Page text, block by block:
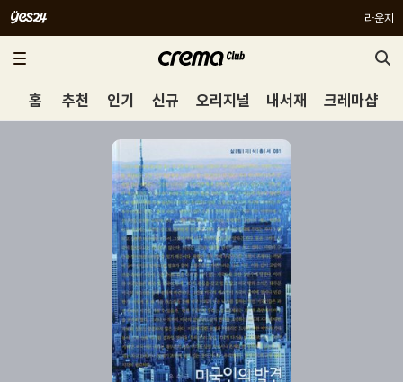
라운지
홈 추천 인기 신규 오리지널 내서재 크레마샵